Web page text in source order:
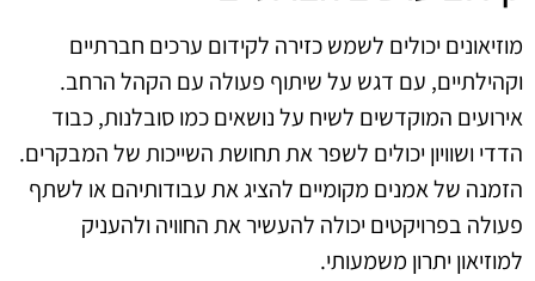
מוזיאונים יכולים לשמש כזירה לקידום ערכים חברתיים
וקהילתיים, עם דגש על שיתוף פעולה עם הקהל הרחב.
אירועים המוקדשים לשיח על נושאים כמו סובלנות, כבוד
הדדי ושוויון יכולים לשפר את תחושת השייכות של המבקרים.
הזמנה של אמנים מקומיים להציג את עבודותיהם או לשתף
פעולה בפרויקטים יכולה להעשיר את החוויה ולהעניק
למוזיאון יתרון משמעותי.